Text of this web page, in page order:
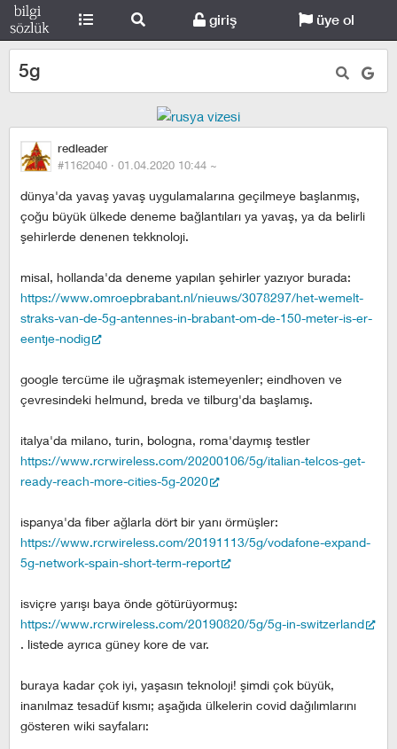
giriş üye ol
5g
redleader
#1162040 · 01.04.2020 10:44 ~
dünya'da yavaş yavaş uygulamalarına geçilmeye başlanmış,
çoğu büyük ülkede deneme bağlantıları ya yavaş, ya da belirli
şehirlerde denenen tekknoloji.
misal, hollanda'da deneme yapılan şehirler yazıyor burada:
https://www.omroepbrabant.nl/nieuws/3078297/het-wemelt-
straks-van-de-5g-antennes-in-brabant-om-de-150-meter-is-er-
eentje-nodig
google tercüme ile uğraşmak istemeyenler; eindhoven ve
çevresindeki helmund, breda ve tilburg'da başlamış.
italya'da milano, turin, bologna, roma'daymış testler
https://www.rcrwireless.com/20200106/5g/italian-telcos-get-
ready-reach-more-cities-5g-2020
ispanya'da fiber ağlarla dört bir yanı örmüşler:
https://www.rcrwireless.com/20191113/5g/vodafone-expand-
5g-network-spain-short-term-report
isviçre yarışı baya önde götürüyormuş:
https://www.rcrwireless.com/20190820/5g/5g-in-switzerland
. listede ayrıca güney kore de var.
buraya kadar çok iyi, yaşasın teknoloji! şimdi çok büyük,
inanılmaz tesadüf kısmı; aşağıda ülkelerin covid dağılımlarını
gösteren wiki sayfaları: